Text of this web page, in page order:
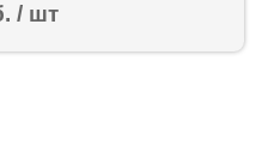
/ шт